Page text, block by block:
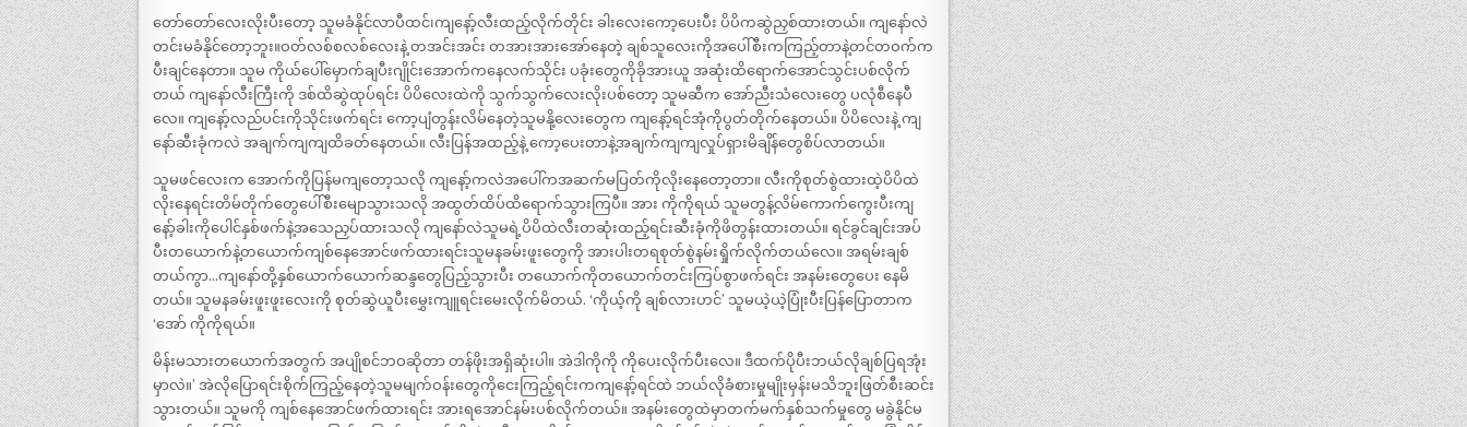
တော်တော်လေးလိုးပီးတော့ သူမခံနိုင်လာပီထင်၊ကျနော့်လီးထည့်လိုက်တိုင်း ခါးလေးကော့ပေးပီး ပိပိကဆွဲညှစ်ထားတယ်။ ကျနော်လဲ
တင်းမခံနိုင်တော့ဘူး။ဝတ်လစ်စလစ်လေးနဲ့ တအင်းအင်း တအားအားအော်နေတဲ့ ချစ်သူလေးကိုအပေါ်စီးကကြည့်တာနဲ့တင်တဝက်က
ပီးချင်နေတာ။ သူမ ကိုယ်ပေါ်မှောက်ချပီးဂျိုင်းအောက်ကနေလက်သိုင်း ပခုံးတွေကိုခိုအားယူ အဆုံးထိရောက်အောင်သွင်းပစ်လိုက်
တယ် ကျနော်လီးကြီးကို ဒစ်ထိဆွဲထုပ်ရင်း ပိပိလေးထဲကို သွက်သွက်လေးလိုးပစ်တော့ သူမဆီက အော်ညီးသံလေးတွေ ပလုံစီနေပီ
လေ။ ကျနော့်လည်ပင်းကိုသိုင်းဖက်ရင်း ကော့ပျံတွန်းလိမ်နေတဲ့သူမနို့လေးတွေက ကျနော့်ရင်အုံကိုပွတ်တိုက်နေတယ်။ ပိပိလေးနဲ့ ကျ
နော်ဆီးခုံကလဲ အချက်ကျကျထိခတ်နေတယ်။ လီးပြန်အထည့်နဲ့ ကော့ပေးတာနဲ့အချက်ကျကျလှုပ်ရှားမိချိန်တွေစိပ်လာတယ်။
သူမဖင်လေးက အောက်ကိုပြန်မကျတော့သလို ကျနော့်ကလဲအပေါ်ကအဆက်မပြတ်ကိုလိုးနေတော့တာ။ လီးကိုစုတ်စွဲထားထဲ့ပိပိထဲ
လိုးနေရင်းတိမ်တိုက်တွေပေါ်စီးမျောသွားသလို အထွတ်ထိပ်ထိရောက်သွားကြပီ။ အား ကိုကိုရယ် သူမတွန့်လိမ်ကောက်ကွေးပီးကျ
နော့်ခါးကိုပေါင်နှစ်ဖက်နဲ့အသေညှပ်ထားသလို ကျနော်လဲသူမရဲ့ပိပိထဲလီးတဆုံးထည့်ရင်းဆီးခုံကိုဖိတွန်းထားတယ်။ ရင်ခွင်ချင်းအပ်
ပီးတယောက်နဲ့တယောက်ကျစ်နေအောင်ဖက်ထားရင်းသူမနခမ်းဖူးတွေကို အားပါးတရစုတ်စွဲနမ်းရှိုက်လိုက်တယ်လေ။ အရမ်းချစ်
တယ်ကွာ…ကျနော်တို့နှစ်ယောက်ယောက်ဆန္ဒတွေပြည့်သွားပီး တယောက်ကိုတယောက်တင်းကြပ်စွာဖက်ရင်း အနမ်းတွေပေး နေမိ
တယ်။ သူမနခမ်းဖူးဖူးလေးကို စုတ်ဆွဲယူပီးမွှေးကျူရင်းမေးလိုက်မိတယ်. ‘ကိုယ့်ကို ချစ်လားဟင်’ သူမယဲ့ယဲ့ပြုံးပီးပြန်ပြောတာက
‘အော် ကိုကိုရယ်။
မိန်းမသားတယောက်အတွက် အပျိုစင်ဘဝဆိုတာ တန်ဖိုးအရှိဆုံးပါ။ အဲဒါကိုကို ကိုပေးလိုက်ပီးလေ။ ဒီထက်ပိုပီးဘယ်လိုချစ်ပြရအုံး
မှာလဲ။’ အဲလိုပြောရင်းစိုက်ကြည့်နေတဲ့သူမမျက်ဝန်းတွေကိုငေးကြည့်ရင်းကကျနော့်ရင်ထဲ ဘယ်လိုခံစားမှုမျိုးမှန်းမသိဘူးဖြတ်စီးဆင်း
သွားတယ်။ သူမကို ကျစ်နေအောင်ဖက်ထားရင်း အားရအောင်နမ်းပစ်လိုက်တယ်။ အနမ်းတွေထဲမှာတက်မက်နှစ်သက်မှုတွေ မခွဲနိုင်မ